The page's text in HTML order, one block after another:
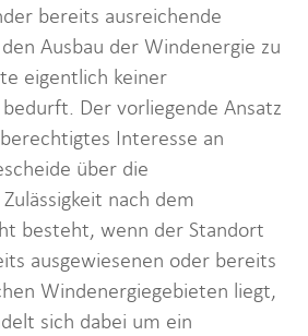
bereits ausreichende
Ausbau der Windenergie zu
eigentlich keiner
Der vorliegende Ansatz
Interesse an
über die
nach dem
besteht, wenn der Standort
ausgewiesenen oder bereits
Windenergiegebieten liegt,
sich dabei um ein